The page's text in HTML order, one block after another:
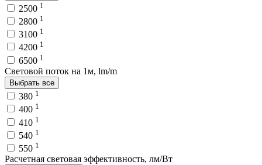
2500 1
2800 1
3100 1
4200 1
6500 1
Световой поток на 1м, lm/m
Выбрать все
380 1
400 1
410 1
540 1
550 1
Расчетная световая эффективность, лм/Вт